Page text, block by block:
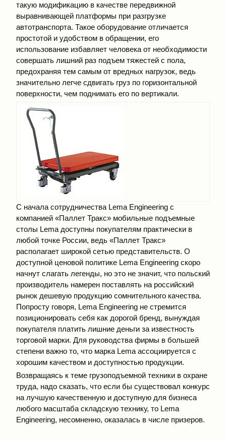
такую модификацию в качестве передвижной
выравнивающей платформы при разгрузке
автотранспорта. Такое оборудование отличается
простотой и удобством в обращении, его
использование избавляет человека от необходимости
совершать лишний раз подъем тяжестей с пола,
предохраняя тем самым от вредных нагрузок, ведь
значительно легче сдвигать груз по горизонтальной
поверхности, чем поднимать его по вертикали.
С начала сотрудничества Lema Engineering с
компанией «Паллет Тракс» мобильные подъемные
столы Lema доступны покупателям практически в
любой точке России, ведь «Паллет Тракс»
располагает широкой сетью представительств. О
доступной ценовой политике Lema Engineering скоро
начнут слагать легенды, но это не значит, что польский
производитель намерен поставлять на российский
рынок дешевую продукцию сомнительного качества.
Попросту говоря, Lema Engineering не стремится
позиционировать себя как дорогой бренд, вынуждая
покупателя платить лишние деньги за известность
торговой марки. Для руководства фирмы в большей
степени важно то, что марка Lema ассоциируется с
хорошим качеством и доступностью продукции.
Возвращаясь к теме грузоподъемной техники в охране
труда, надо сказать, что если бы существовал конкурс
на лучшую качественную и доступную для бизнеса
любого масштаба складскую технику, то Lema
Engineering, несомненно, оказалась в числе призеров.